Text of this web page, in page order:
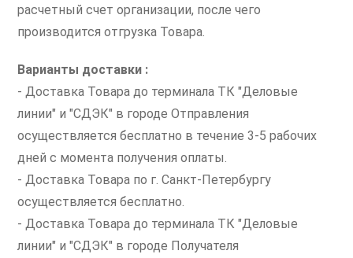
расчетный счет организации, после чего
производится отгрузка Товара.
Варианты доставки :
- Доставка Товара до терминала ТК "Деловые
линии" и "СДЭК" в городе Отправления
осуществляется бесплатно в течение 3-5 рабочих
дней с момента получения оплаты.
- Доставка Товара по г. Санкт-Петербургу
осуществляется бесплатно.
- Доставка Товара до терминала ТК "Деловые
линии" и "СДЭК" в городе Получателя